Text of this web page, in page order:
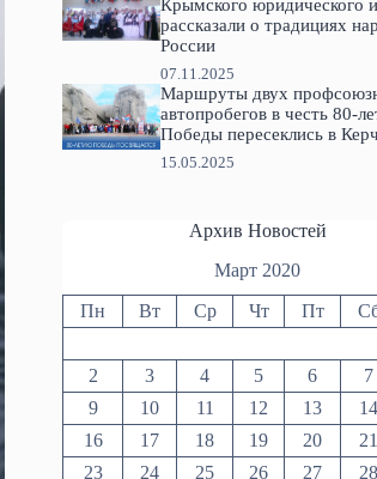
Крымского юридического
рассказали о традициях
России
07.11.2025
Маршруты двух
автопробегов в честь 80-
Победы пересеклись в
15.05.2025
Архив Новостей
Март 2020
Пн Вт Ср Чт Пт
2
3 4 5 6 7
9
10 11 12 13 14
16
17 18 19 20 21
23
24 25 26 27 28